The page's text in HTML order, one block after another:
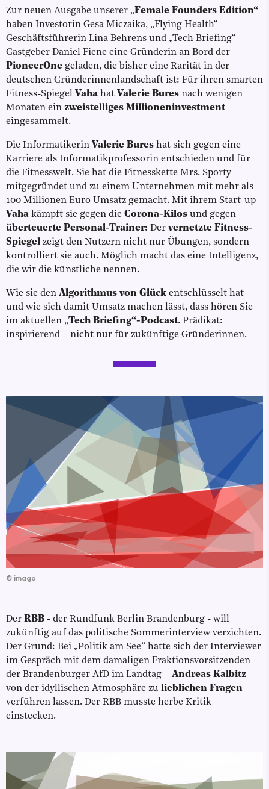
Zur neuen Ausgabe unserer „Female Founders Edition“
haben Investorin Gesa Miczaika, „Flying Health“-
Geschäftsführerin Lina Behrens und „Tech Briefing“-
Gastgeber Daniel Fiene eine Gründerin an Bord der
PioneerOne geladen, die bisher eine Rarität in der
deutschen Gründerinnenlandschaft ist: Für ihren smarten
Fitness-Spiegel Vaha hat Valerie Bures nach wenigen
Monaten ein zweistelliges Millioneninvestment
eingesammelt.
Die Informatikerin Valerie Bures hat sich gegen eine
Karriere als Informatikprofessorin entschieden und für
die Fitnesswelt. Sie hat die Fitnesskette Mrs. Sporty
mitgegründet und zu einem Unternehmen mit mehr als
100 Millionen Euro Umsatz gemacht. Mit ihrem Start-up
Vaha kämpft sie gegen die Corona-Kilos und gegen
überteuerte Personal-Trainer: Der vernetzte Fitness-
Spiegel zeigt den Nutzern nicht nur Übungen, sondern
kontrolliert sie auch. Möglich macht das eine Intelligenz,
die wir die künstliche nennen.
Wie sie den Algorithmus von Glück entschlüsselt hat
und wie sich damit Umsatz machen lässt, dass hören Sie
im aktuellen „Tech Briefing“-Podcast. Prädikat:
inspirierend – nicht nur für zukünftige Gründerinnen.
© imago
Der RBB - der Rundfunk Berlin Brandenburg - will
zukünftig auf das politische Sommerinterview verzichten.
Der Grund: Bei „Politik am See” hatte sich der Interviewer
im Gespräch mit dem damaligen Fraktionsvorsitzenden
der Brandenburger AfD im Landtag – Andreas Kalbitz –
von der idyllischen Atmosphäre zu lieblichen Fragen
verführen lassen. Der RBB musste herbe Kritik
einstecken.